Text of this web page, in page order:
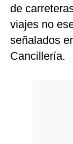
de
viajes no
señalados
Cancillería.